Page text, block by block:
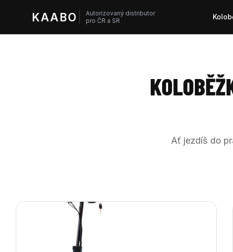
KAABO
Autorizovaný distributor
pro ČR a SR
Ať jezdíš do